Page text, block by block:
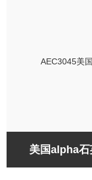
美国alpha